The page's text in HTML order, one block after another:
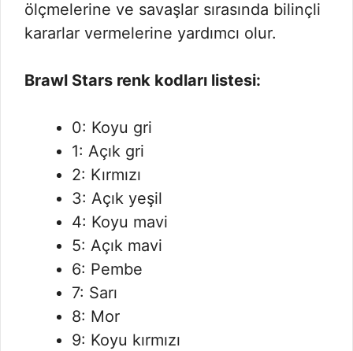
ölçmelerine ve savaşlar sırasında bilinçli
kararlar vermelerine yardımcı olur.
Brawl Stars renk kodları listesi:
0: Koyu gri
1: Açık gri
2: Kırmızı
3: Açık yeşil
4: Koyu mavi
5: Açık mavi
6: Pembe
7: Sarı
8: Mor
9: Koyu kırmızı